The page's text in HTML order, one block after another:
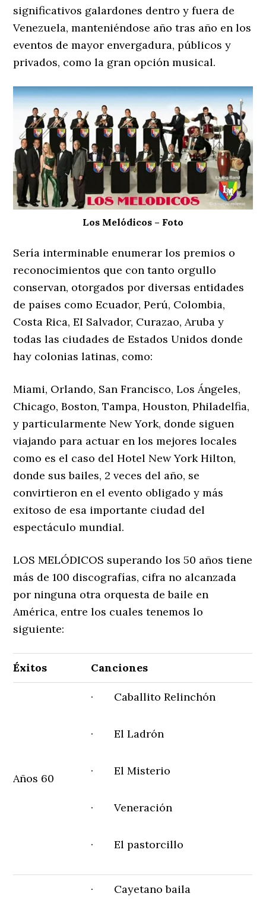
significativos galardones dentro y fuera de
Venezuela, manteniéndose año tras año en los
eventos de mayor envergadura, públicos y
privados, como la gran opción musical.
Los Melódicos – Foto
Sería interminable enumerar los premios o
reconocimientos que con tanto orgullo
conservan, otorgados por diversas entidades
de países como Ecuador, Perú, Colombia,
Costa Rica, EI Salvador, Curazao, Aruba y
todas las ciudades de Estados Unidos donde
hay colonias latinas, como:
Miami, Orlando, San Francisco, Los Ángeles,
Chicago, Boston, Tampa, Houston, Philadelfia,
y particularmente New York, donde siguen
viajando para actuar en los mejores locales
como es el caso del Hotel New York Hilton,
donde sus bailes, 2 veces del año, se
convirtieron en el evento obligado y más
exitoso de esa importante ciudad del
espectáculo mundial.
LOS MELÓDICOS superando los 50 años tiene
más de 100 discografías, cifra no alcanzada
por ninguna otra orquesta de baile en
América, entre los cuales tenemos lo
siguiente:
Éxitos Canciones
Años 60
· Caballito Relinchón
· El Ladrón
· El Misterio
· Veneración
· El pastorcillo
· Cayetano baila